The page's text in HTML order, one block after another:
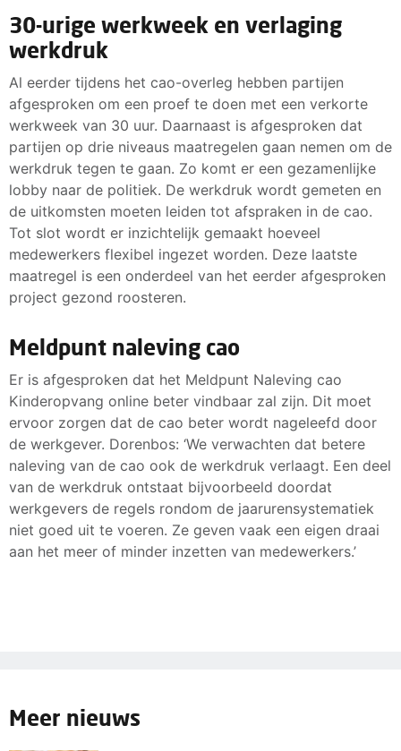
30-urige werkweek en verlaging
werkdruk
Al eerder tijdens het cao-overleg hebben partijen
afgesproken om een proef te doen met een verkorte
werkweek van 30 uur. Daarnaast is afgesproken dat
partijen op drie niveaus maatregelen gaan nemen om de
werkdruk tegen te gaan. Zo komt er een gezamenlijke
lobby naar de politiek. De werkdruk wordt gemeten en
de uitkomsten moeten leiden tot afspraken in de cao.
Tot slot wordt er inzichtelijk gemaakt hoeveel
medewerkers flexibel ingezet worden. Deze laatste
maatregel is een onderdeel van het eerder afgesproken
project gezond roosteren.
Meldpunt naleving cao
Er is afgesproken dat het Meldpunt Naleving cao
Kinderopvang online beter vindbaar zal zijn. Dit moet
ervoor zorgen dat de cao beter wordt nageleefd door
de werkgever. Dorenbos: ‘We verwachten dat betere
naleving van de cao ook de werkdruk verlaagt. Een deel
van de werkdruk ontstaat bijvoorbeeld doordat
werkgevers de regels rondom de jaarurensystematiek
niet goed uit te voeren. Ze geven vaak een eigen draai
aan het meer of minder inzetten van medewerkers.’
Meer nieuws